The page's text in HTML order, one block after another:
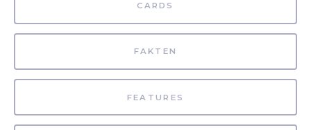
CARDS
FAKTEN
FEATURES